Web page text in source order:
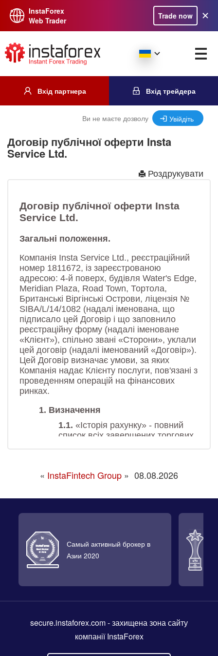
InstaForex
Web Trader
Trade now
Вхід партнера Вхід трейдера
Ви не маєте дозволу Увійдіть
Договір публічної оферти Insta
Service Ltd.
Роздрукувати
« InstaFintech Group » 08.08.2026
Самый активный брокер в
Азии 2020
secure.instaforex.com- захищена зона сайту
компанії InstaForex